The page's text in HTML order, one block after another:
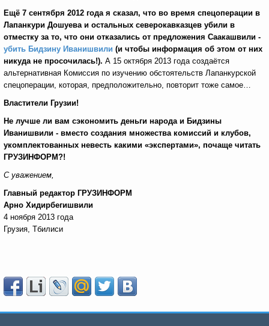
Ещё 7 сентября 2012 года я сказал, что во время спецоперации в
Лапанкури Дошуева и остальных северокавказцев убили в
отместку за то, что они отказались от предложения Саакашвили -
убить Бидзину Иванишвили (и чтобы информация об этом от них
никуда не просочилась!). А 15 октября 2013 года создаётся
альтернативная Комиссия по изучению обстоятельств Лапанкурской
спецоперации, которая, предположительно, повторит тоже самое…
Властители Грузии!
Не лучше ли вам сэкономить деньги народа и Бидзины
Иванишвили - вместо создания множества комиссий и клубов,
укомплектованных невесть какими «экспертами», почаще читать
ГРУЗИНФОРМ?!
С уважением,
Главный редактор ГРУЗИНФОРМ
Арно Хидирбегишвили
4 ноября 2013 года
Грузия, Тбилиси